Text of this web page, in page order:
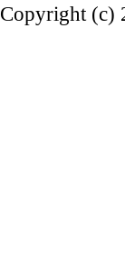
Copyright (c)